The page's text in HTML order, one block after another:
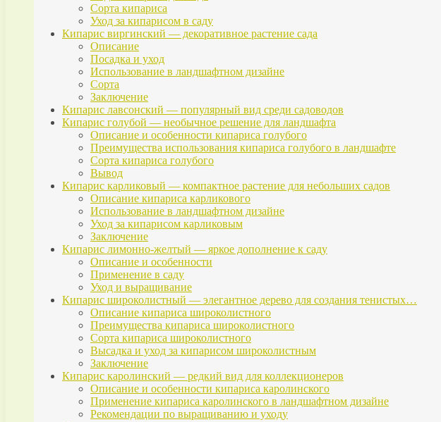
Сорта кипариса
Уход за кипарисом в саду
Кипарис виргинский — декоративное растение сада
Описание
Посадка и уход
Использование в ландшафтном дизайне
Сорта
Заключение
Кипарис лавсонский — популярный вид среди садоводов
Кипарис голубой — необычное решение для ландшафта
Описание и особенности кипариса голубого
Преимущества использования кипариса голубого в ландшафте
Сорта кипариса голубого
Вывод
Кипарис карликовый — компактное растение для небольших садов
Описание кипариса карликового
Использование в ландшафтном дизайне
Уход за кипарисом карликовым
Заключение
Кипарис лимонно-желтый — яркое дополнение к саду
Описание и особенности
Применение в саду
Уход и выращивание
Кипарис широколистный — элегантное дерево для создания тенистых…
Описание кипариса широколистного
Преимущества кипариса широколистного
Сорта кипариса широколистного
Высадка и уход за кипарисом широколистным
Заключение
Кипарис каролинский — редкий вид для коллекционеров
Описание и особенности кипариса каролинского
Применение кипариса каролинского в ландшафтном дизайне
Рекомендации по выращиванию и уходу